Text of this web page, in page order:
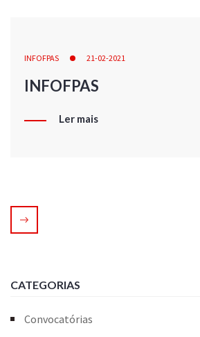
INFOFPAS 21-02-2021
INFOFPAS
Ler mais
CATEGORIAS
Convocatórias